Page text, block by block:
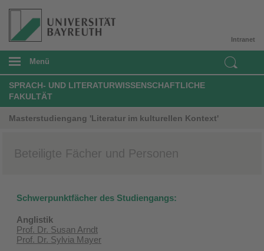
Intranet
Menü
SPRACH- UND LITERATURWISSENSCHAFTLICHE
FAKULTÄT
Masterstudiengang 'Literatur im kulturellen Kontext'
Beteiligte Fächer und Personen
Schwerpunktfächer des Studiengangs:
Anglistik
Prof. Dr. Susan Arndt
Prof. Dr. Sylvia Mayer